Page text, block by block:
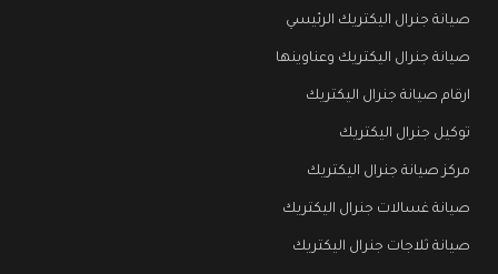
صيانة جنرال اليكتريك الرئيسي
صيانة جنرال اليكتريك وعناوينها
ارقام صيانة جنرال اليكتريك
توكيل جنرال اليكتريك
مركز صيانة جنرال اليكتريك
صيانة غسالات جنرال اليكتريك
صيانة ثلاجات جنرال اليكتريك